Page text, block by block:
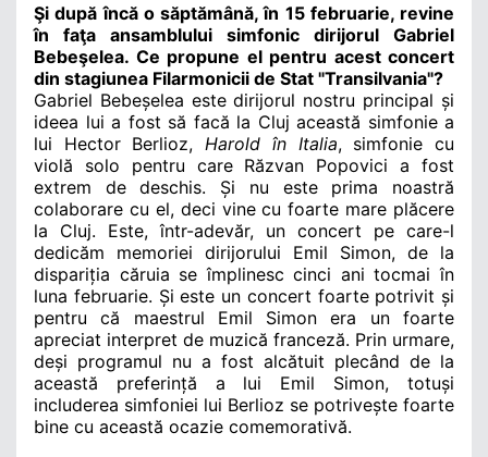
Şi după încă o săptămână, în 15 februarie, revine
în faţa ansamblului simfonic dirijorul Gabriel
Bebeşelea. Ce propune el pentru acest concert
din stagiunea Filarmonicii de Stat "Transilvania"?
Gabriel Bebeșelea este dirijorul nostru principal și
ideea lui a fost să facă la Cluj această simfonie a
lui Hector Berlioz, Harold în Italia, simfonie cu
violă solo pentru care Răzvan Popovici a fost
extrem de deschis. Și nu este prima noastră
colaborare cu el, deci vine cu foarte mare plăcere
la Cluj. Este, într-adevăr, un concert pe care-l
dedicăm memoriei dirijorului Emil Simon, de la
dispariția căruia se împlinesc cinci ani tocmai în
luna februarie. Și este un concert foarte potrivit și
pentru că maestrul Emil Simon era un foarte
apreciat interpret de muzică franceză. Prin urmare,
deși programul nu a fost alcătuit plecând de la
această preferință a lui Emil Simon, totuși
includerea simfoniei lui Berlioz se potrivește foarte
bine cu această ocazie comemorativă.